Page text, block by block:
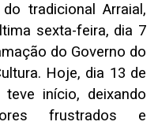
tradicional Arraial,
sexta-feira, dia 7
do Governo do
Hoje, dia 13 de
início, deixando
frustrados e